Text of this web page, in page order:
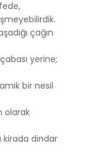
çağın
yerine;
bir nesil
olarak
kirada dindar